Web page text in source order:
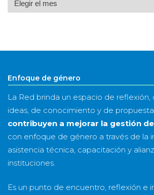
por
año
Enfoque de género
La Red brinda un espacio de
ideas, de conocimiento y de
contribuyen a mejorar la gestión
con enfoque de género a través de la
asistencia técnica, capacitación y
instituciones.
Es un punto de encuentro, reflexión e